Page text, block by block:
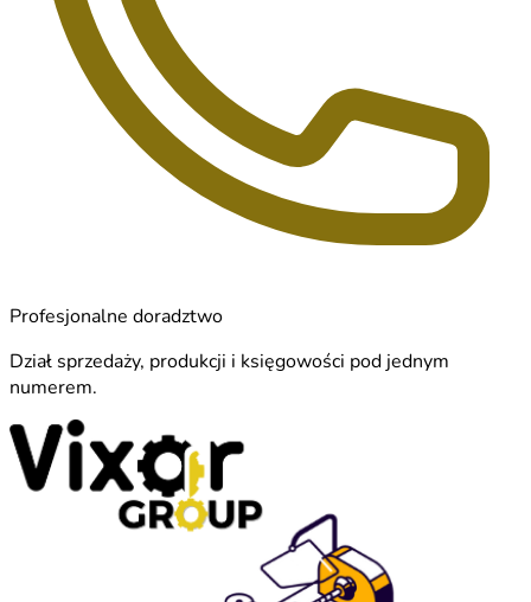
Profesjonalne doradztwo
Dział sprzedaży, produkcji i księgowości pod jednym
numerem.